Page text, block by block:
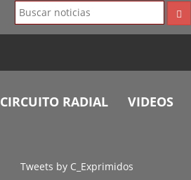
CIRCUITO RADIAL VIDEOS
Tweets by C_Exprimidos